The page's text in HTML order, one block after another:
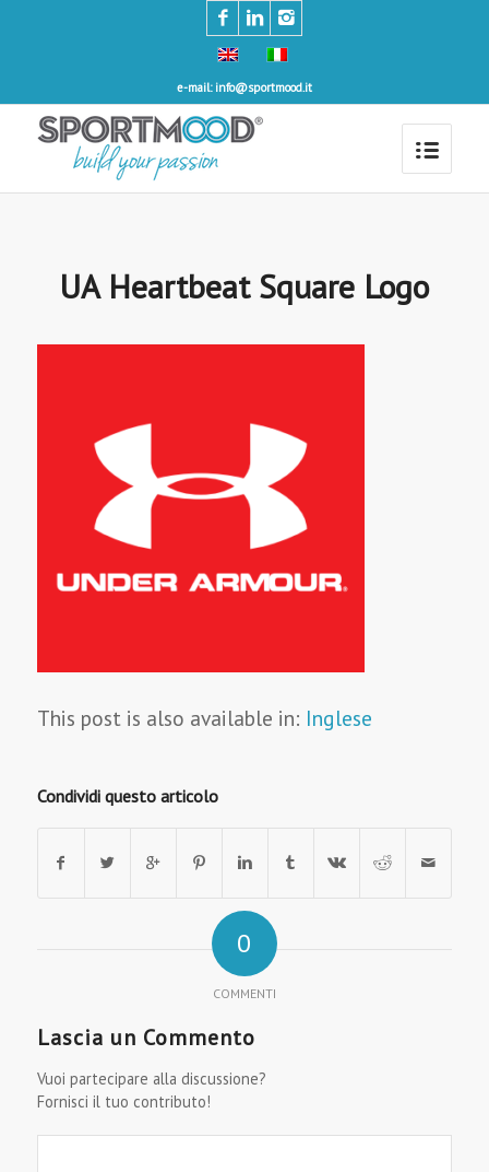
e-mail: info@sportmood.it
UA Heartbeat Square Logo
This post is also available in: Inglese
Condividi questo articolo
0
COMMENTI
Lascia un Commento
Vuoi partecipare alla discussione?
Fornisci il tuo contributo!